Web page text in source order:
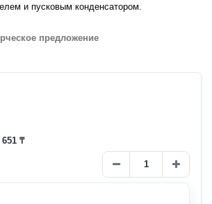
и пусковым конденсатором.
предложение
651 ₸